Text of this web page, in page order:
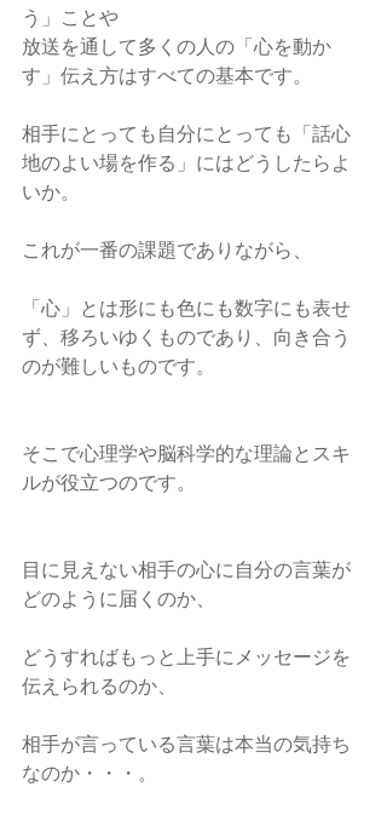
う」ことや
放送を通して多くの人の「心を動か
す」伝え方はすべての基本です。
相手にとっても自分にとっても「話心
地のよい場を作る」にはどうしたらよ
いか。
これが一番の課題でありながら、
「心」とは形にも色にも数字にも表せ
ず、移ろいゆくものであり、向き合う
のが難しいものです。
そこで心理学や脳科学的な理論とスキ
ルが役立つのです。
目に見えない相手の心に自分の言葉が
どのように届くのか、
どうすればもっと上手にメッセージを
伝えられるのか、
相手が言っている言葉は本当の気持ち
なのか・・・。